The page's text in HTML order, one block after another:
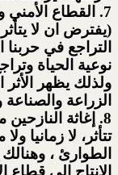
7. القطاع
(يفترض ان لا
التراجع في
نوعية الحياة
ولذلك يظهر
الزراعة
8. إغاثة
تتأثر، لا زمانيا
الإنتاج الى